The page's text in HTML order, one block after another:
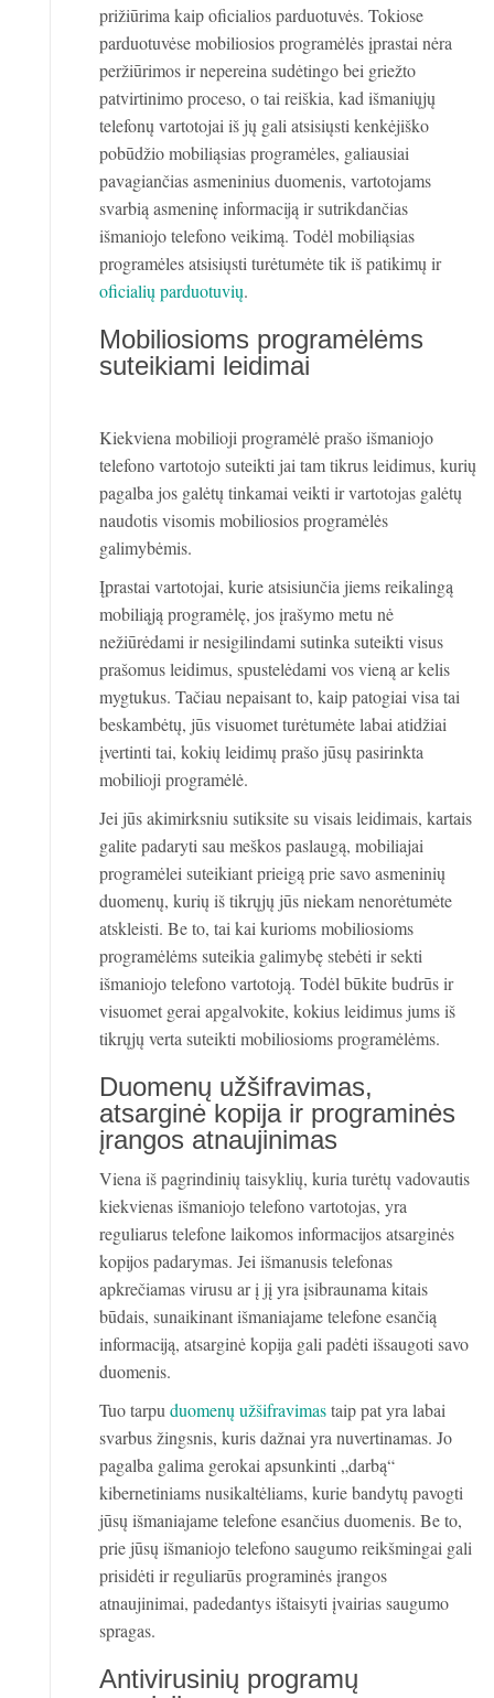
prižiūrima kaip oficialios parduotuvės. Tokiose
parduotuvėse mobiliosios programėlės įprastai nėra
peržiūrimos ir nepereina sudėtingo bei griežto
patvirtinimo proceso, o tai reiškia, kad išmaniųjų
telefonų vartotojai iš jų gali atsisiųsti kenkėjiško
pobūdžio mobiliąsias programėles, galiausiai
pavagiančias asmeninius duomenis, vartotojams
svarbią asmeninę informaciją ir sutrikdančias
išmaniojo telefono veikimą. Todėl mobiliąsias
programėles atsisiųsti turėtumėte tik iš patikimų ir
oficialių parduotuvių.
Mobiliosioms programėlėms
suteikiami leidimai
Kiekviena mobilioji programėlė prašo išmaniojo
telefono vartotojo suteikti jai tam tikrus leidimus, kurių
pagalba jos galėtų tinkamai veikti ir vartotojas galėtų
naudotis visomis mobiliosios programėlės
galimybėmis.
Įprastai vartotojai, kurie atsisiunčia jiems reikalingą
mobiliąją programėlę, jos įrašymo metu nė
nežiūrėdami ir nesigilindami sutinka suteikti visus
prašomus leidimus, spustelėdami vos vieną ar kelis
mygtukus. Tačiau nepaisant to, kaip patogiai visa tai
beskambėtų, jūs visuomet turėtumėte labai atidžiai
įvertinti tai, kokių leidimų prašo jūsų pasirinkta
mobilioji programėlė.
Jei jūs akimirksniu sutiksite su visais leidimais, kartais
galite padaryti sau meškos paslaugą, mobiliajai
programėlei suteikiant prieigą prie savo asmeninių
duomenų, kurių iš tikrųjų jūs niekam nenorėtumėte
atskleisti. Be to, tai kai kurioms mobiliosioms
programėlėms suteikia galimybę stebėti ir sekti
išmaniojo telefono vartotoją. Todėl būkite budrūs ir
visuomet gerai apgalvokite, kokius leidimus jums iš
tikrųjų verta suteikti mobiliosioms programėlėms.
Duomenų užšifravimas,
atsarginė kopija ir programinės
įrangos atnaujinimas
Viena iš pagrindinių taisyklių, kuria turėtų vadovautis
kiekvienas išmaniojo telefono vartotojas, yra
reguliarus telefone laikomos informacijos atsarginės
kopijos padarymas. Jei išmanusis telefonas
apkrečiamas virusu ar į jį yra įsibraunama kitais
būdais, sunaikinant išmaniajame telefone esančią
informaciją, atsarginė kopija gali padėti išsaugoti savo
duomenis.
Tuo tarpu duomenų užšifravimastaip pat yra labai
svarbus žingsnis, kuris dažnai yra nuvertinamas. Jo
pagalba galima gerokai apsunkinti „darbą“
kibernetiniams nusikaltėliams, kurie bandytų pavogti
jūsų išmaniajame telefone esančius duomenis. Be to,
prie jūsų išmaniojo telefono saugumo reikšmingai gali
prisidėti ir reguliarūs programinės įrangos
atnaujinimai, padedantys ištaisyti įvairias saugumo
spragas.
Antivirusinių programų